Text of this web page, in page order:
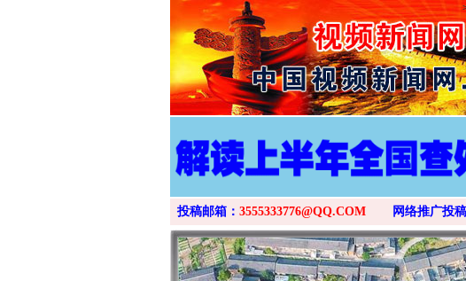
投稿邮箱： 3555333776@QQ.COM 网络推广投稿